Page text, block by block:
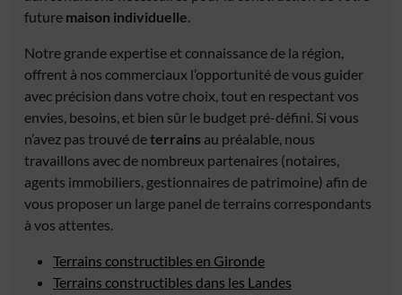
future maison individuelle.
Notre grande expertise et connaissance de la région,
offrent à nos commerciaux l’opportunité de vous guider
avec précision dans votre choix, tout en respectant vos
envies, besoins, et bien sûr le budget pré-défini. Si vous
n’avez pas trouvé deterrains au préalable, nous
travaillons avec de nombreux partenaires (notaires,
agents immobiliers, gestionnaires de patrimoine) afin de
vous proposer un large panel de terrains correspondants
à vos attentes.
Terrains constructibles en Gironde
Terrains constructibles dans les Landes